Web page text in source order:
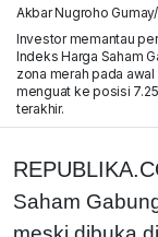
Akbar Nugroho
Investor memantau
Indeks Harga Saham
zona merah pada
menguat ke posisi
terakhir.
Saham